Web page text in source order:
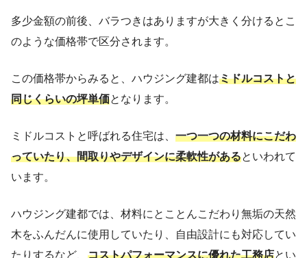
多少金額の前後、バラつきはありますが大きく分けるとこ
のような価格帯で区分されます。
この価格帯からみると、ハウジング建都はミドルコストと
同じくらいの坪単価となります。
ミドルコストと呼ばれる住宅は、 一つ一つの材料にこだわ
っていたり、間取りやデザインに柔軟性があるといわれて
います。
ハウジング建都では、材料にとことんこだわり無垢の天然
木をふんだんに使用していたり、自由設計にも対応してい
たりするなど、 コストパフォーマンスに優れた工務店とい